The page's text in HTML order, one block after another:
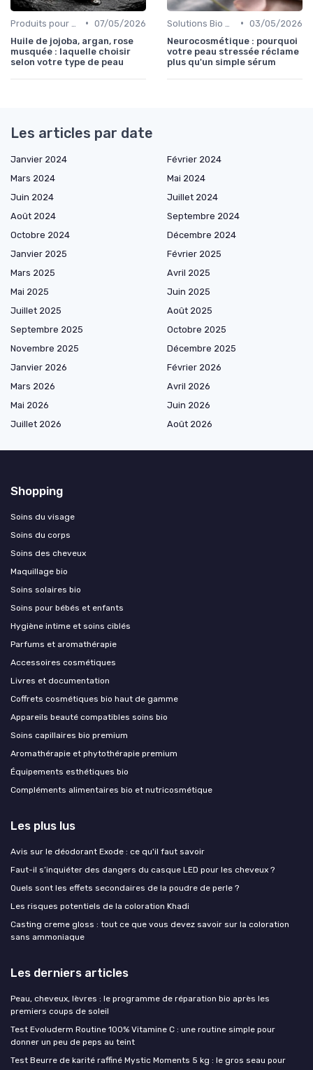
• 07/05/2026
Huile de jojoba, argan, rose
musquée : laquelle choisir
selon votre type de peau
• 03/05/2026
Neurocosmétique : pourquoi
votre peau stressée réclame
plus qu'un simple sérum
Les articles par date
Janvier 2024
Février 2024
Mars 2024
Mai 2024
Juin 2024
Juillet 2024
Août 2024
Septembre 2024
Octobre 2024
Décembre 2024
Janvier 2025
Février 2025
Mars 2025
Avril 2025
Mai 2025
Juin 2025
Juillet 2025
Août 2025
Septembre 2025
Octobre 2025
Novembre 2025
Décembre 2025
Janvier 2026
Février 2026
Mars 2026
Avril 2026
Mai 2026
Juin 2026
Juillet 2026
Août 2026
Shopping
Soins du visage
Soins du corps
Soins des cheveux
Maquillage bio
Soins solaires bio
Soins pour bébés et enfants
Hygiène intime et soins ciblés
Parfums et aromathérapie
Accessoires cosmétiques
Livres et documentation
Coffrets cosmétiques bio haut de gamme
Appareils beauté compatibles soins bio
Soins capillaires bio premium
Aromathérapie et phytothérapie premium
Équipements esthétiques bio
Compléments alimentaires bio et nutricosmétique
Les plus lus
Avis sur le déodorant Exode : ce qu'il faut savoir
Faut-il s’inquiéter des dangers du casque LED pour les cheveux ?
Quels sont les effets secondaires de la poudre de perle ?
Les risques potentiels de la coloration Khadi
Casting creme gloss : tout ce que vous devez savoir sur la coloration
sans ammoniaque
Les derniers articles
Peau, cheveux, lèvres : le programme de réparation bio après les
premiers coups de soleil
Test Evoluderm Routine 100% Vitamine C : une routine simple pour
donner un peu de peps au teint
Test Beurre de karité raffiné Mystic Moments 5 kg : le gros seau pour